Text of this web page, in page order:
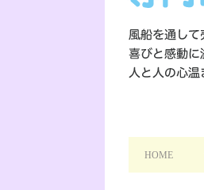
HOME